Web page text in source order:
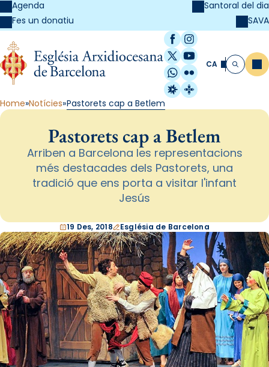
Agenda
Fes un donatiu
Santoral del dia
SAVA
Facebook
Instagram
X / Twitter
YouTube
WhatsApp
Flickr
Radio Estel
Catalunya
CA Cerca
Home Notícies Pastorets cap a Betlem
Pastorets cap a Betlem
Arriben a Barcelona les representacions
més destacades dels Pastorets, una
tradició que ens porta a visitar l'infant
Jesús
19 Des, 2018 Església de Barcelona